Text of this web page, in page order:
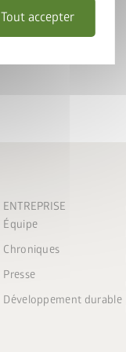
Tout accepter
ENTREPRISE
Équipe
Chroniques
Presse
Développement durable